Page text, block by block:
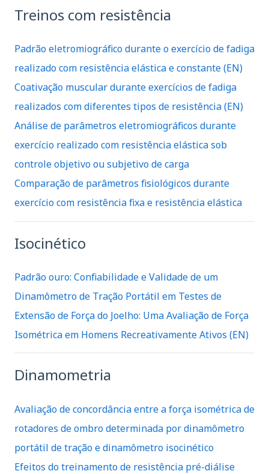
Treinos com resistência
Padrão eletromiográfico durante o exercício de fadiga
realizado com resistência elástica e constante (EN)
Coativação muscular durante exercícios de fadiga
realizados com diferentes tipos de resistência (EN)
Análise de parâmetros eletromiográficos durante
exercício realizado com resistência elástica sob
controle objetivo ou subjetivo de carga
Comparação de parâmetros fisiológicos durante
exercício com resistência fixa e resistência elástica
Isocinético
Padrão ouro: Confiabilidade e Validade de um
Dinamômetro de Tração Portátil em Testes de
Extensão de Força do Joelho: Uma Avaliação de Força
Isométrica em Homens Recreativamente Ativos (EN)
Dinamometria
Avaliação de concordância entre a força isométrica de
rotadores de ombro determinada por dinamômetro
portátil de tração e dinamômetro isocinético
Efeitos do treinamento de resistência pré-diálise